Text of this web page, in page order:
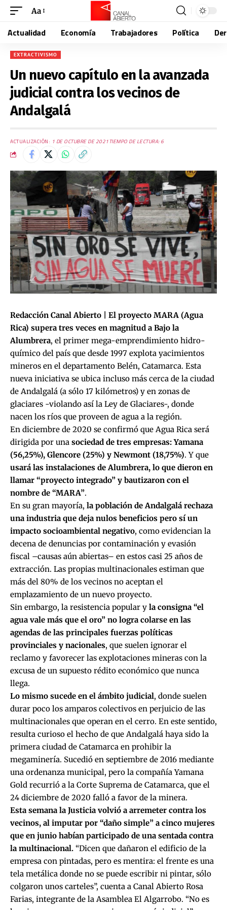
Aa
Actualidad Economía Trabajadores Política
EXTRACTIVISMO
Un nuevo capítulo en la avanzada
judicial contra los vecinos de
Andalgalá
ACTUALIZACIÓN: 1 DE OCTUBRE DE 2021TIEMPO DE LECTURA: 6
Redacción Canal Abierto |
El proyecto MARA (Agua
Rica) supera tres veces en magnitud a Bajo la
Alumbrera, el primer mega-emprendimiento hidro-
químico del país que desde 1997 explota yacimientos
mineros en el departamento Belén, Catamarca. Esta
nueva iniciativa se ubica incluso más cerca de la ciudad
de Andalgalá (a sólo 17 kilómetros) y en zonas de
glaciares -violando así la Ley de Glaciares-, donde
nacen los ríos que proveen de agua a la región.
En diciembre de 2020 se confirmó que Agua Rica será
dirigida por una sociedad de tres empresas: Yamana
(56,25%), Glencore (25%) y Newmont (18,75%). Y que
usará las instalaciones de Alumbrera, lo que dieron en
llamar “proyecto integrado” y bautizaron con el
nombre de “MARA”.
En su gran mayoría, la población de Andalgalá rechaza
una industria que deja nulos beneficios pero sí un
impacto socioambiental negativo, como evidencian la
decena de denuncias por contaminación y evasión
fiscal –causas aún abiertas– en estos casi 25 años de
extracción. Las propias multinacionales estiman que
más del 80% de los vecinos no aceptan el
emplazamiento de un nuevo proyecto.
Sin embargo, la resistencia popular y la consigna “el
agua vale más que el oro” no logra colarse en las
agendas de las principales fuerzas políticas
provinciales y nacionales, que suelen ignorar el
reclamo y favorecer las explotaciones mineras con la
excusa de un supuesto rédito económico que nunca
llega.
Lo mismo sucede en el ámbito judicial, donde suelen
durar poco los amparos colectivos en perjuicio de las
multinacionales que operan en el cerro. En este sentido,
resulta curioso el hecho de que Andalgalá haya sido la
primera ciudad de Catamarca en prohibir la
megaminería. Sucedió en septiembre de 2016 mediante
una ordenanza municipal, pero la compañía Yamana
Gold recurrió a la Corte Suprema de Catamarca, que el
24 diciembre de 2020 falló a favor de la minera.
Esta semana la Justicia volvió a arremeter contra los
vecinos, al imputar por “daño simple” a cinco mujeres
que en junio habían participado de una sentada contra
la multinacional. “Dicen que dañaron el edificio de la
empresa con pintadas, pero es mentira: el frente es una
tela metálica donde no se puede escribir ni pintar, sólo
colgaron unos carteles”, cuenta a Canal Abierto Rosa
Farias, integrante de la Asamblea El Algarrobo. “No es